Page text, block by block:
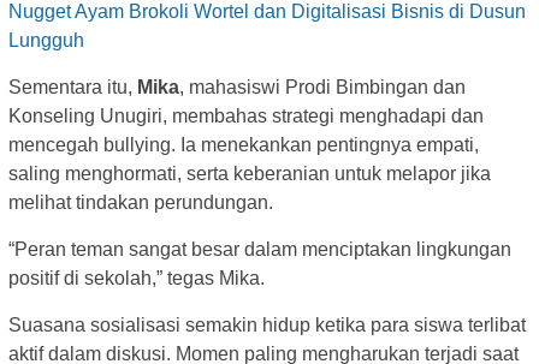
Nugget Ayam Brokoli Wortel dan Digitalisasi Bisnis di Dusun
Lungguh
Sementara itu, Mika, mahasiswi Prodi Bimbingan dan
Konseling Unugiri, membahas strategi menghadapi dan
mencegah bullying. Ia menekankan pentingnya empati,
saling menghormati, serta keberanian untuk melapor jika
melihat tindakan perundungan.
“Peran teman sangat besar dalam menciptakan lingkungan
positif di sekolah,” tegas Mika.
Suasana sosialisasi semakin hidup ketika para siswa terlibat
aktif dalam diskusi. Momen paling mengharukan terjadi saat